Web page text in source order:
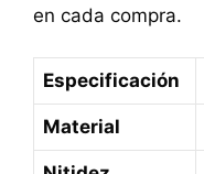
en cada compra.
Especificación
Material